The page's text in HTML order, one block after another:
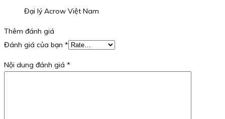
Đại lý Acrow Việt Nam
Thêm đánh giá
Đánh giá của bạn *
Nội dung đánh giá *